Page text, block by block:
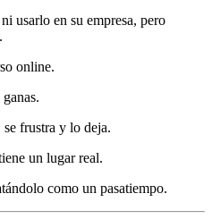
usarlo en su empresa, pero
online.
frustra y lo deja.
un lugar real.
como un pasatiempo.